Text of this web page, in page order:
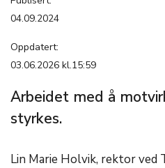
04.09.2024
Oppdatert:
03.06.2026 kl.15:59
Arbeidet med å
styrkes.
Lin Marie Holvik, rektor ved